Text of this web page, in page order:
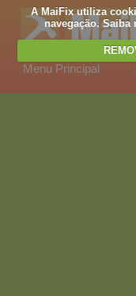
A MaiFix utiliza
navegação. Saiba
Menu Principal